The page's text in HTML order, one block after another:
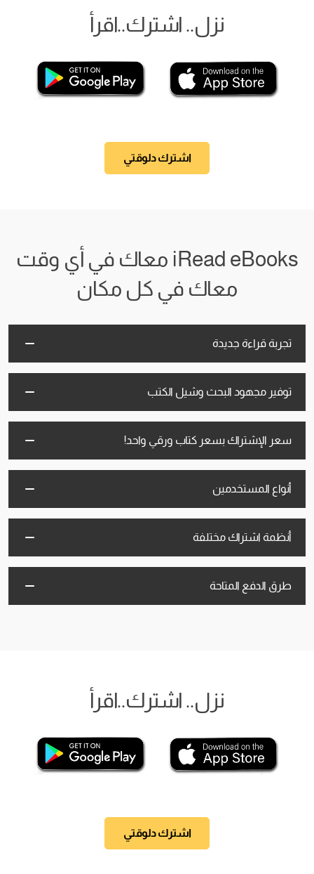
نزل.. اشترك..اقرأ
اشترك دلوقتي
iRead eBooks معاك في أي وقت
معاك في كل مكان
تجربة قراءة جديدة
توفير مجهود البحث وشيل الكتب
سعر الإشتراك بسعر كتاب ورقي واحد!
أنواع المستخدمين
أنظمة اشتراك مختلفة
طرق الدفع المتاحة
نزل.. اشترك..اقرأ
اشترك دلوقتي